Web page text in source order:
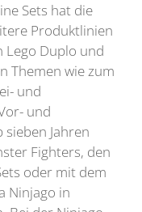
Sets hat die
Produktlinien
Lego Duplo und
Themen wie zum
und
und
sieben Jahren
Fighters, den
oder mit dem
Ninjago in